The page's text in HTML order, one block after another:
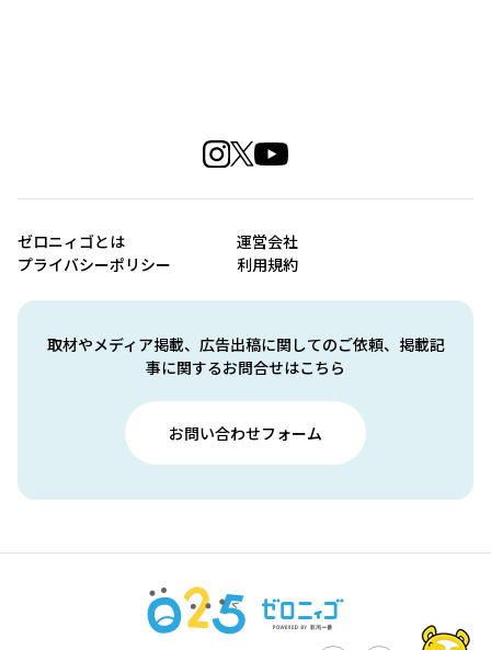
取材やメディア掲載、広告出稿に関してのご依頼、掲載記
事に関するお問合せはこちら
お問い合わせフォーム
ゼロニィゴとは
運営会社
プライバシーポリシー
利用規約